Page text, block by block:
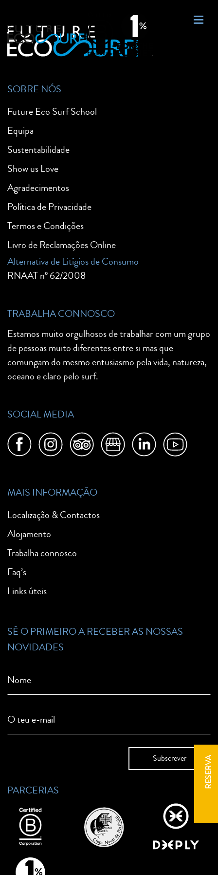
RESERVA
SOBRE NÓS
Future Eco Surf School
Equipa
Sustentabilidade
Show us Love
Agradecimentos
Política de Privacidade
Termos e Condições
Livro de Reclamações Online
Alternativa de Litígios de Consumo
RNAAT nº 62/2008
TRABALHA CONNOSCO
Estamos muito orgulhosos de trabalhar com um grupo
de pessoas muito diferentes entre si mas que
comungam do mesmo entusiasmo pela vida, natureza,
oceano e claro pelo surf.
SOCIAL MEDIA
MAIS INFORMAÇÃO
Localização & Contactos
Alojamento
Trabalha connosco
Faq’s
Links úteis
SÊ O PRIMEIRO A RECEBER AS NOSSAS
NOVIDADES
Nome
O teu e-mail
PARCERIAS